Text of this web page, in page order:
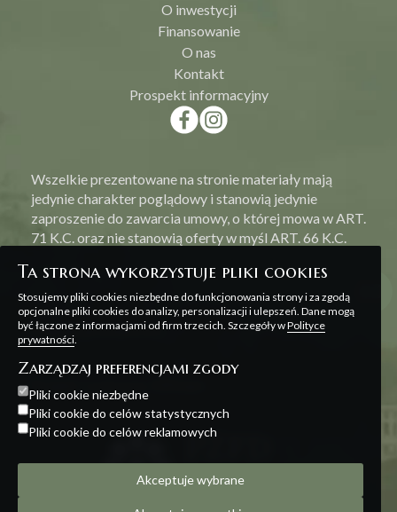
O inwestycji
Finansowanie
O nas
Kontakt
Prospekt informacyjny
Wszelkie prezentowane na stronie materiały mają
jedynie charakter poglądowy i stanowią jedynie
zaproszenie do zawarcia umowy, o której mowa w ART.
71 K.C. oraz nie stanowią oferty w myśl ART. 66 K.C.
Polityka prywatności
Ta strona wykorzystuje pliki cookies
Stosujemy pliki cookies niezbędne do funkcjonowania strony i za zgodą
opcjonalne pliki cookies do analizy, personalizacji i ulepszeń. Dane mogą
być łączone z informacjami od firm trzecich. Szczegóły wPolityce
prywatności.
Zarządzaj preferencjami zgody
Pliki cookie niezbędne
Pliki cookie do celów statystycznych
Pliki cookie do celów reklamowych
Akceptuje wybrane